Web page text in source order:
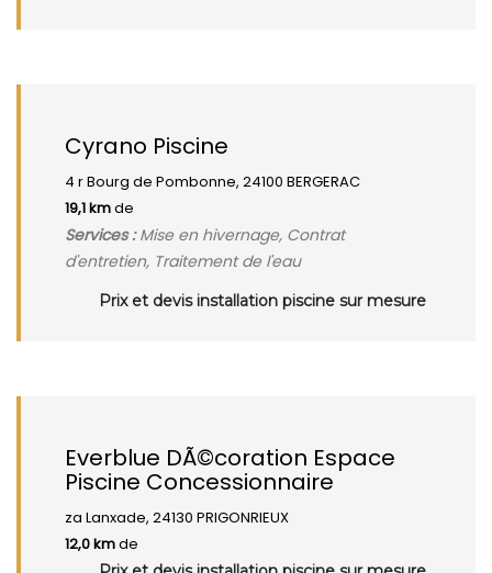
Cyrano Piscine
4 r Bourg de Pombonne, 24100 BERGERAC
19,1 kmde
Services :Mise en hivernage, Contrat
d'entretien, Traitement de l'eau
Prix et devis installation piscine sur mesure
Everblue DÃ©coration Espace
Piscine Concessionnaire
za Lanxade, 24130 PRIGONRIEUX
12,0 kmde